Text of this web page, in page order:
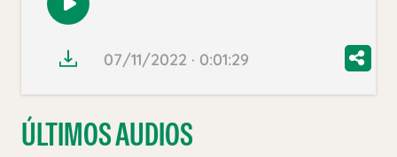
Reproducir
audio
07/11/2022 · 0:01:29
ÚLTIMOS AUDIOS